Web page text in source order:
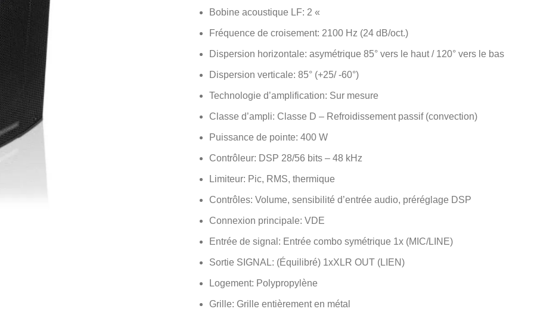
Bobine acoustique LF: 2 «
Fréquence de croisement: 2100 Hz (24 dB/oct.)
Dispersion horizontale: asymétrique 85° vers le haut / 120° vers le bas
Dispersion verticale: 85° (+25/ -60°)
Technologie d’amplification: Sur mesure
Classe d’ampli: Classe D – Refroidissement passif (convection)
Puissance de pointe: 400 W
Contrôleur: DSP 28/56 bits – 48 kHz
Limiteur: Pic, RMS, thermique
Contrôles: Volume, sensibilité d’entrée audio, préréglage DSP
Connexion principale: VDE
Entrée de signal: Entrée combo symétrique 1x (MIC/LINE)
Sortie SIGNAL: (Équilibré) 1xXLR OUT (LIEN)
Logement: Polypropylène
Grille: Grille entièrement en métal